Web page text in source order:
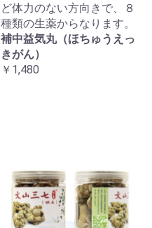
ど体力のない方向きで、８
種類の生薬からなります。
補中益気丸（ほちゅうえっ
きがん）
￥1,480